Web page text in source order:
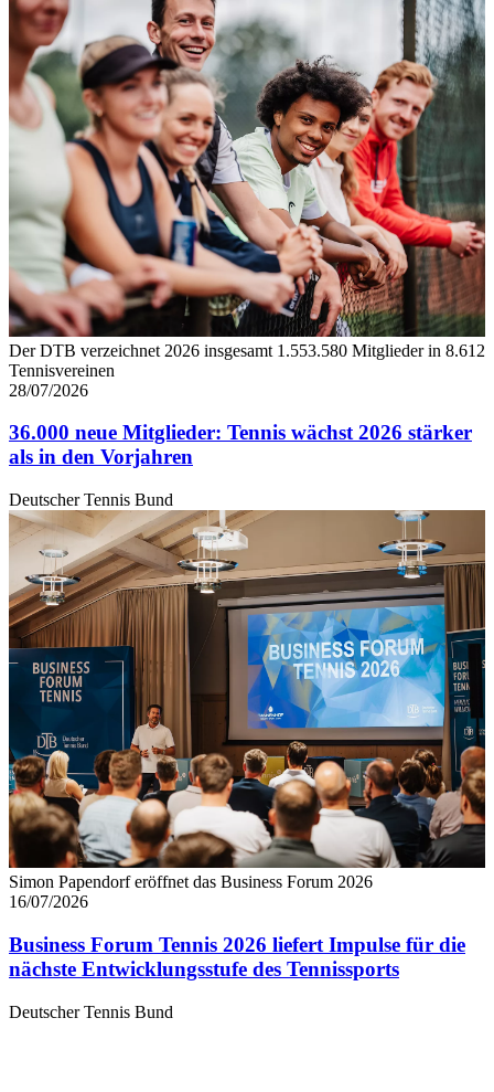
Der DTB verzeichnet 2026 insgesamt 1.553.580 Mitglieder in 8.612
Tennisvereinen
28/07/2026
36.000 neue Mitglieder: Tennis wächst 2026 stärker
als in den Vorjahren
Deutscher Tennis Bund
Simon Papendorf eröffnet das Business Forum 2026
16/07/2026
Business Forum Tennis 2026 liefert Impulse für die
nächste Entwicklungsstufe des Tennissports
Deutscher Tennis Bund